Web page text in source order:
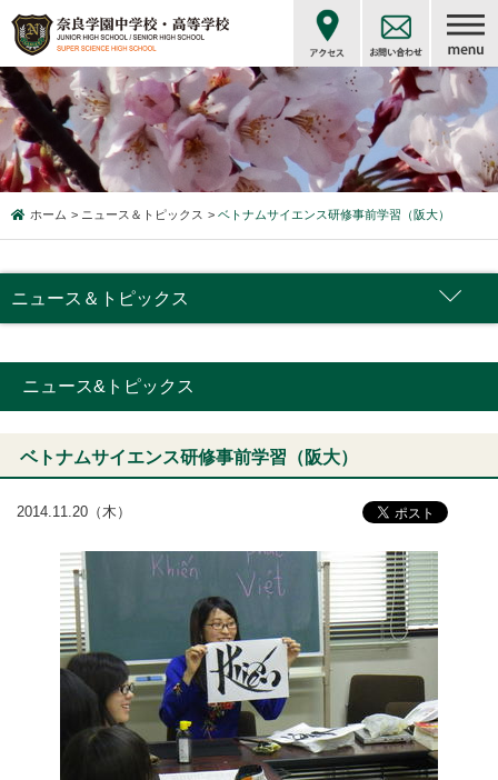
ホーム ニュース＆トピックス ベトナムサイエンス研修事前学習（阪大）
ニュース＆トピックス
ニュース&トピックス
ベトナムサイエンス研修事前学習（阪大）
2014.11.20（木）